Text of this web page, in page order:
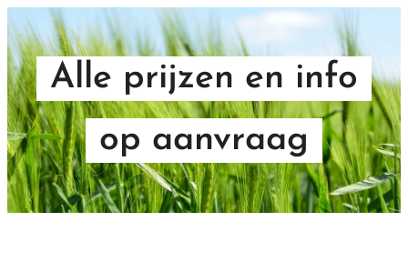
Alle prijzen en info
op aanvraag